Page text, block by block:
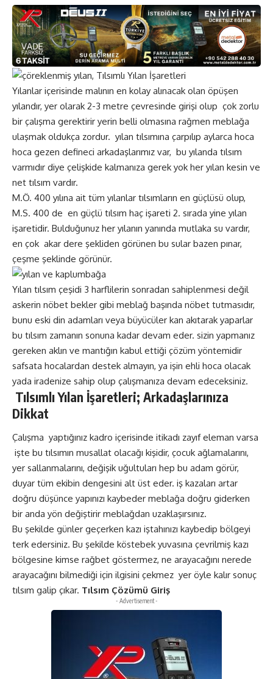
Yılanlar içerisinde malının en kolay alınacak olan öpüşen
yılandır, yer olarak 2-3 metre çevresinde girişi olup çok zorlu
bir çalışma gerektirir yerin belli olmasına rağmen meblağa
ulaşmak oldukça zordur. yılan tılsımına çarpılıp aylarca hoca
hoca gezen defineci arkadaşlarımız var, bu yılanda tılsım
varmıdır diye çelişkide kalmanıza gerek yok her yılan kesin ve
net tılsım vardır.
M.Ö. 400 yılına ait tüm yılanlar tılsımların en güçlüsü olup,
M.S. 400 de en güçlü tılsım haç işareti 2. sırada yine yılan
işaretidir. Bulduğunuz her yılanın yanında mutlaka su vardır,
en çok akar dere şekliden görünen bu sular bazen pınar,
çeşme şeklinde görünür.
Yılan tılsım çeşidi 3 harflilerin sonradan sahiplenmesi değil
askerin nöbet bekler gibi meblağ başında nöbet tutmasıdır,
bunu eski din adamları veya büyücüler kan akıtarak yaparlar
bu tılsım zamanın sonuna kadar devam eder. sizin yapmanız
gereken aklın ve mantığın kabul ettiği çözüm yöntemidir
safsata hocalardan destek almayın, ya işin ehli hoca olacak
yada iradenize sahip olup çalışmanıza devam edeceksiniz.
Tılsımlı Yılan İşaretleri; Arkadaşlarınıza
Dikkat
Çalışma yaptığınız kadro içerisinde itikadı zayıf eleman varsa
işte bu tılsımın musallat olacağı kişidir, çocuk ağlamalarını,
yer sallanmalarını, değişik uğultuları hep bu adam görür,
duyar tüm ekibin dengesini alt üst eder. iş kazaları artar
doğru düşünce yapınızı kaybeder meblağa doğru giderken
bir anda yön değiştirir meblağdan uzaklaşırsınız.
Bu şekilde günler geçerken kazı iştahınızı kaybedip bölgeyi
terk edersiniz. Bu şekilde köstebek yuvasına çevrilmiş kazı
bölgesine kimse rağbet göstermez, ne arayacağını nerede
arayacağını bilmediği için ilgisini çekmez yer öyle kalır sonuç
tılsım galip çıkar. Tılsım Çözümü Giriş
- Advertisement -